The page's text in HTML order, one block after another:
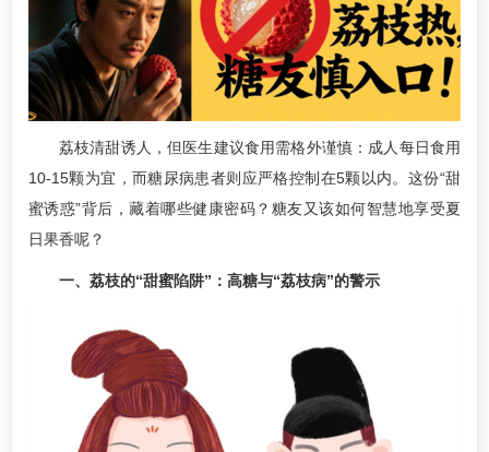
荔枝清甜诱人，但医生建议食用需格外谨慎：成人每日食用
10-15颗为宜，而糖尿病患者则应严格控制在5颗以内。这份“甜
蜜诱惑”背后，藏着哪些健康密码？糖友又该如何智慧地享受夏
日果香呢？
一、荔枝的“甜蜜陷阱”：高糖与“荔枝病”的警示